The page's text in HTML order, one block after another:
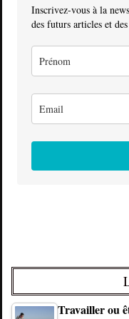
Inscrivez-vous à la
des futurs articles et des
Travailler ou